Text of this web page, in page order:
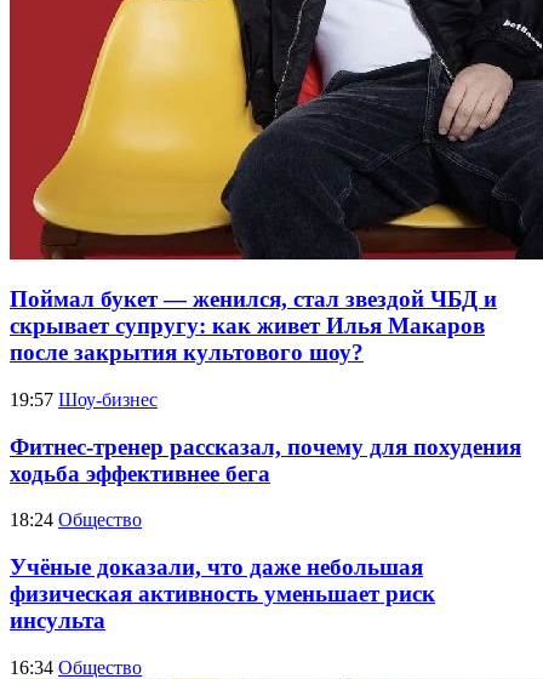
Поймал букет — женился, стал звездой ЧБД и
скрывает супругу: как живет Илья Макаров
после закрытия культового шоу?
19:57 Шоу-бизнес
Фитнес-тренер рассказал, почему для похудения
ходьба эффективнее бега
18:24 Общество
Учёные доказали, что даже небольшая
физическая активность уменьшает риск
инсульта
16:34 Общество